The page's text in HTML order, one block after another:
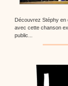
Découvrez Stéphy en
avec cette chanson
public...